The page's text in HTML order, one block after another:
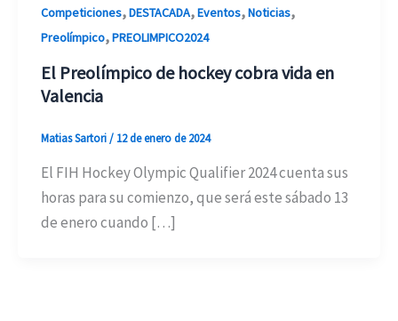
Competiciones,DESTACADA,Eventos,Noticias,
Preolímpico,PREOLIMPICO2024
El Preolímpico de hockey cobra vida en
Valencia
Matias Sartori/ 12 de enero de 2024
El FIH Hockey Olympic Qualifier 2024 cuenta sus
horas para su comienzo, que será este sábado 13
de enero cuando […]